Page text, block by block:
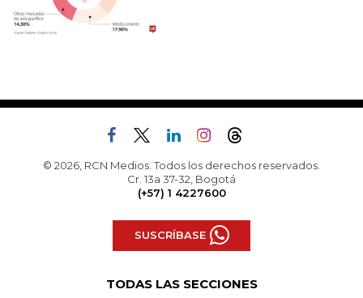
© 2026, RCN Medios. Todos los derechos reservados.
Cr. 13a 37-32, Bogotá
(+57) 1 4227600
SUSCRÍBASE
TODAS LAS SECCIONES